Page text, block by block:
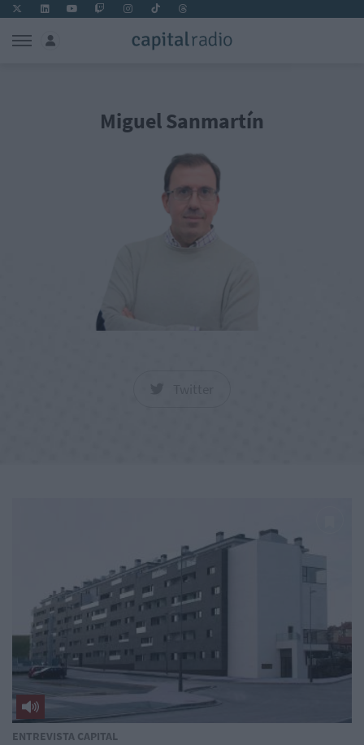
Miguel Sanmartín
ENTREVISTA CAPITAL